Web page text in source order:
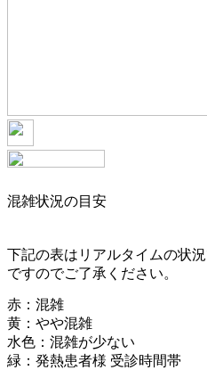
混雑状況の目安
下記の表はリアルタイムの状
ですのでご了承ください。
赤：混雑
黄：やや混雑
水色：混雑が少ない
緑：発熱患者様 受診時間帯